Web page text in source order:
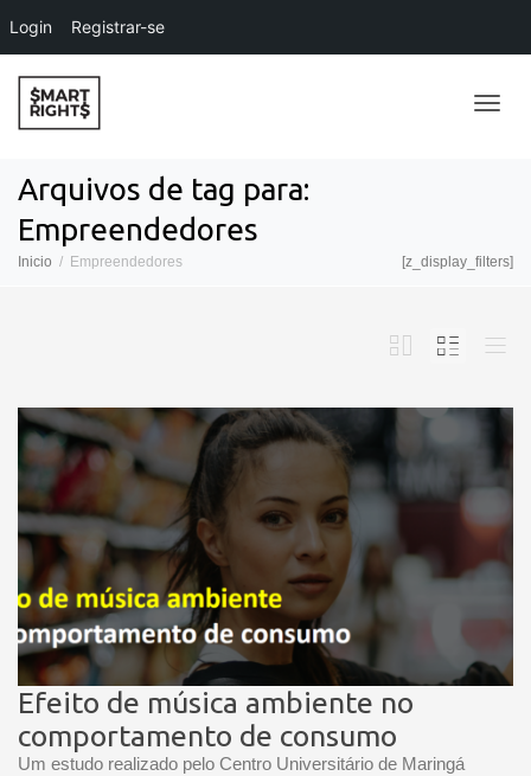
Arquivos de tag para:
Empreendedores
Inicio Empreendedores [z_display_filters]
Efeito de música ambiente no
comportamento de consumo
Um estudo realizado pelo Centro Universitário de Maringá
Login Registrar-se